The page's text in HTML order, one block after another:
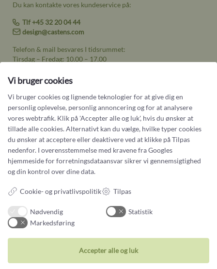
Du kan kontakte vores kundeservice på:
Tlf +45 32 20 04 44
design@castens.com
Telefon & mail besvares I tidsrummet:
Tirsdag – Fredag: 10.00 – 17.00
Handelsbetingelser
Cookiebetingelser og privatlivspolitik
Persondatapolitik
Smykker
Ringe
Vielsesringe
Øreringe
Vi bruger cookies
Vi bruger cookies og lignende teknologier for at give dig en
personlig oplevelse, personlig annoncering og for at analysere
vores webtrafik. Klik på 'Accepter alle og luk', hvis du ønsker at
tillade alle cookies. Alternativt kan du vælge, hvilke typer cookies
du ønsker at acceptere eller deaktivere ved at klikke på Tilpas
nedenfor. I overensstemmelse med kravene fraGoogles
hjemmeside for forretningsdataansvarsikrer vi gennemsigtighed
og din kontrol over dine data.
Cookie- og privatlivspolitik Tilpas
Nødvendig
Statistik
Markedsføring
Accepter alle og luk